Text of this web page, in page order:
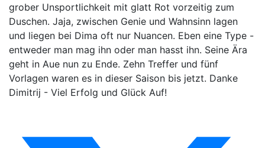
grober Unsportlichkeit mit glatt Rot vorzeitig zum
Duschen. Jaja, zwischen Genie und Wahnsinn lagen
und liegen bei Dima oft nur Nuancen. Eben eine Type -
entweder man mag ihn oder man hasst ihn. Seine Ära
geht in Aue nun zu Ende. Zehn Treffer und fünf
Vorlagen waren es in dieser Saison bis jetzt. Danke
Dimitrij - Viel Erfolg und Glück Auf!